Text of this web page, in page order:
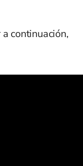
continuación,